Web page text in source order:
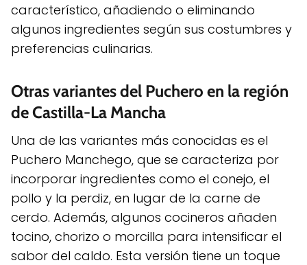
característico, añadiendo o eliminando
algunos ingredientes según sus costumbres y
preferencias culinarias.
Otras variantes del Puchero en la región
de Castilla-La Mancha
Una de las variantes más conocidas es el
Puchero Manchego, que se caracteriza por
incorporar ingredientes como el conejo, el
pollo y la perdiz, en lugar de la carne de
cerdo. Además, algunos cocineros añaden
tocino, chorizo o morcilla para intensificar el
sabor del caldo. Esta versión tiene un toque